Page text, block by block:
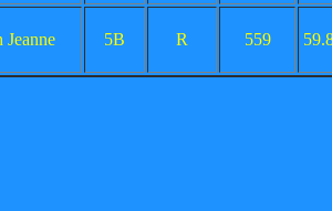
Jeanne 5B R 559